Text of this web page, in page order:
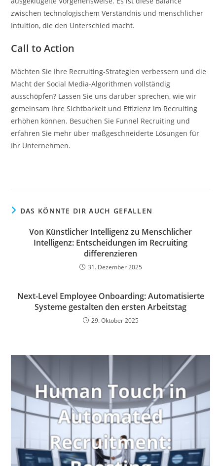
zwischen technologischem Verständnis und menschlicher
Intuition, die den Unterschied macht.
Call to Action
Möchten Sie Ihre Recruiting-Strategien verbessern und die
Macht der Social Media-Algorithmen vollständig
ausschöpfen? Lassen Sie uns darüber sprechen, wie wir
gemeinsam Ihre Sichtbarkeit und Effizienz im Recruiting
erhöhen können. Besuchen Sie Funnel Recruiting und
erfahren Sie mehr über maßgeschneiderte Lösungen für
Ihr Unternehmen.
DAS KÖNNTE DIR AUCH GEFALLEN
Von Künstlicher Intelligenz zu Menschlicher
Intelligenz: Entscheidungen im Recruiting
differenzieren
31. Dezember 2025
Next-Level Employee Onboarding: Automatisierte
Systeme gestalten den ersten Arbeitstag
29. Oktober 2025